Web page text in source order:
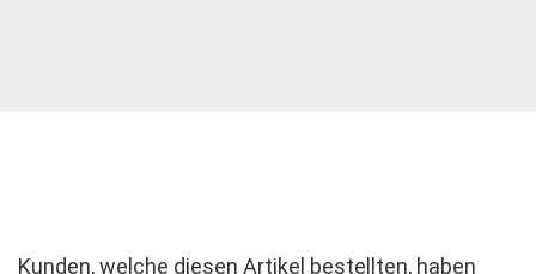
Kunden, welche diesen Artikel bestellten, haben